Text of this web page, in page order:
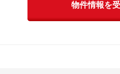
物件情報を